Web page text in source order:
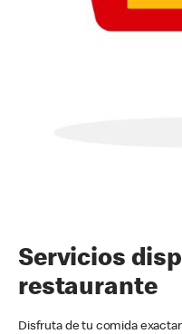
Servicios
restaurante
Disfruta de tu comida